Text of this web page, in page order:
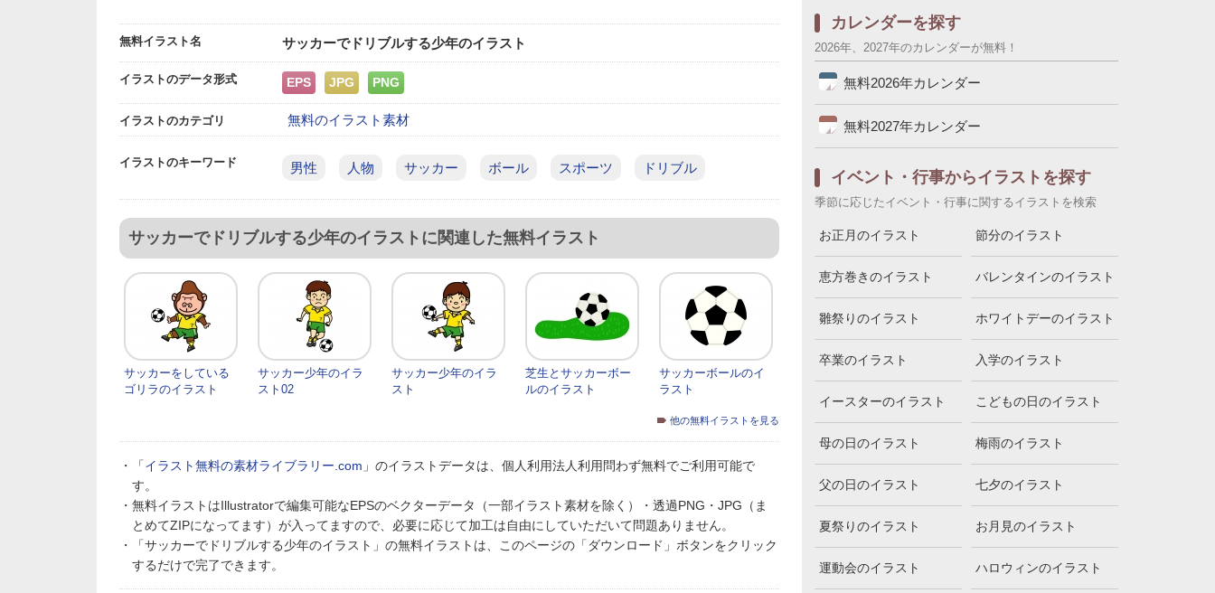
無料イラスト名 サッカーでドリブルする少年のイラスト
イラストのデータ形式 EPS JPG PNG
イラストのカテゴリ 無料のイラスト素材
イラストのキーワード 男性 人物 サッカー ボール スポーツ ドリブル
サッカーでドリブルする少年のイラストに関連した無料イラスト
サッカーをしている
ゴリラのイラスト
サッカー少年のイラ
スト02
サッカー少年のイラ
スト
芝生とサッカーボー
ルのイラスト
サッカーボールのイ
ラスト
他の無料イラストを見る
・「イラスト無料の素材ライブラリー.com 」のイラストデータは、個人利用法人利用問わず無料でご利用可能で
す。
・無料イラストはIllustratorで編集可能なEPSのベクターデータ（一部イラスト素材を除く）・透過PNG・JPG（ま
とめてZIPになってます）が入ってますので、必要に応じて加工は自由にしていただいて問題ありません。
・「サッカーでドリブルする少年のイラスト」の無料イラストは、このページの「ダウンロード」ボタンをクリック
するだけで完了できます。
カレンダーを探す
2026年、2027年のカレンダーが無料！
無料2026年カレンダー
無料2027年カレンダー
イベント・行事からイラストを探す
季節に応じたイベント・行事に関するイラストを検索
お正月のイラスト 節分のイラスト
恵方巻きのイラスト バレンタインのイラスト
雛祭りのイラスト ホワイトデーのイラスト
卒業のイラスト 入学のイラスト
イースターのイラスト こどもの日のイラスト
母の日のイラスト 梅雨のイラスト
父の日のイラスト 七夕のイラスト
夏祭りのイラスト お月見のイラスト
運動会のイラスト ハロウィンのイラスト